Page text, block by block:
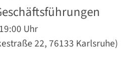
Uhr
22, 76133 Karlsruhe)